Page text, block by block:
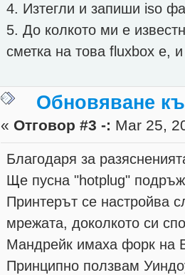
4. Изтегли и запиши iso
5. До колкото ми е
сметка на това fluxbox е,
Обновяване
« Отговор #3 -: Mar 25,
Благодаря за
Ще пусна "hotplug"
Принтерът се настройва
мрежата, доколкото си
Мандрейк имаха форк на
Принципно ползвам